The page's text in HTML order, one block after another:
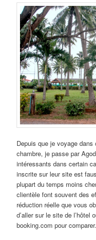
Depuis que je voyage
chambre, je passe par
intéressants dans certain
inscrite sur leur site est
plupart du temps moins
clientèle font souvent des
réduction réelle que vous
d’aller sur le site de l’hôtel
booking.com pour